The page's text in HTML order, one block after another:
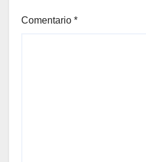
Comentario *